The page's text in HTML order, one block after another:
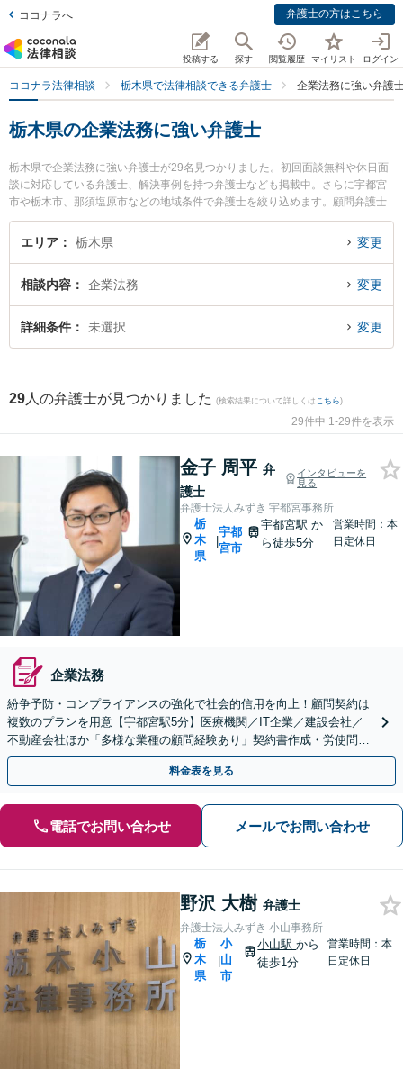
ココナラへ 弁護士の方はこちら
投稿する 探す 閲覧履歴 マイリスト ログイン
ココナラ法律相談 栃木県で法律相談できる弁護士 企業法務に強い弁護
栃木県の企業法務に強い弁護士
栃木県で企業法務に強い弁護士が29名見つかりました。初回面談無料や休日面
談に対応している弁護士、解決事例を持つ弁護士なども掲載中。さらに宇都宮
市や栃木市、那須塩原市などの地域条件で弁護士を絞り込めます。顧問弁護士
契約や契約書作成・リーガルチェック、雇用契約書・就業規則作成等の細かな
分野での絞り込み検索もでき便利です。特に弁護士法人みずき 宇都宮事務所の
費用、強みなどが注目されています。『栃木県で土日や夜間に発生した企業法
務のトラブルを今すぐに弁護士に相談したい』『企業法務のトラブル解決の実
績豊富な近くの弁護士を検索したい』『初回相談無料で企業法務を法律相談で
エリア 栃木県 変更
相談内容 企業法務 変更
詳細条件 未選択 変更
29 人の弁護士が見つかりました (検索結果について詳しくは こちら)
29件中 1-29件を表示
金子 周平 弁
護士
インタビューを
見る
弁護士法人みずき 宇都宮事務所
栃
木
県
|
宇都
宮市
宇都宮駅か
ら徒歩5分
営業時間：本
日定休日
企業法務
紛争予防・コンプライアンスの強化で社会的信用を向上！顧問契約は
複数のプランを用意【宇都宮駅5分】医療機関／IT企業／建設会社／
不動産会社ほか「多様な業種の顧問経験あり」契約書作成・労使問
題・クレーム対応など幅広く【休日・夜間面談可】
料金表を見る
電話でお問い合わせ メールでお問い合わせ
野沢 大樹 弁護士
弁護士法人みずき 小山事務所
栃
木
県
|
小
山
市
小山駅から
徒歩1分
営業時間：本
日定休日